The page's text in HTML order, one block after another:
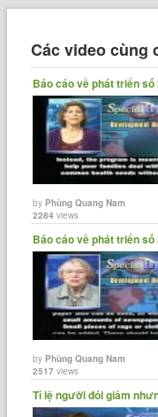
Các video cùng
Báo cáo về phát triển số
byPhùng Quang Nam
2284 views
Báo cáo về phát triển số
byPhùng Quang Nam
2517 views
Tỉ lệ người đói giảm